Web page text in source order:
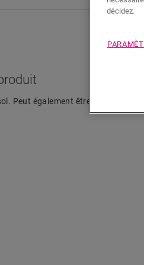
Peut également être utilisée
décidez.